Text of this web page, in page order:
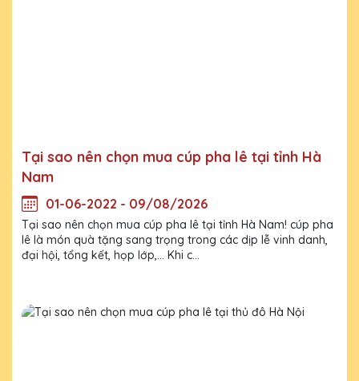
Tại sao nên chọn mua cúp pha lê tại tỉnh Hà
Nam
01-06-2022 - 09/08/2026
Tại sao nên chọn mua cúp pha lê tại tỉnh Hà Nam! cúp pha
lê là món quà tặng sang trọng trong các dịp lễ vinh danh,
đại hội, tổng kết, họp lớp,... Khi c...